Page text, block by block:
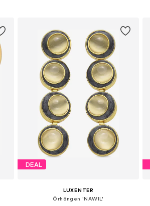
DEAL
LUXENTER
Örhängen 'NAWIL'